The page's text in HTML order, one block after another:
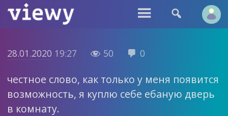
 
28.01.2020 19:27  50  0
честное слово, как только у меня появится
возможность, я куплю себе ебаную дверь
в комнату.